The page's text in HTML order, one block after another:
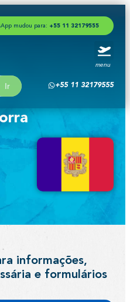
mudou para: + 55 1 1 321 79555
menu
+55 11 32179555
informações,
e formulários